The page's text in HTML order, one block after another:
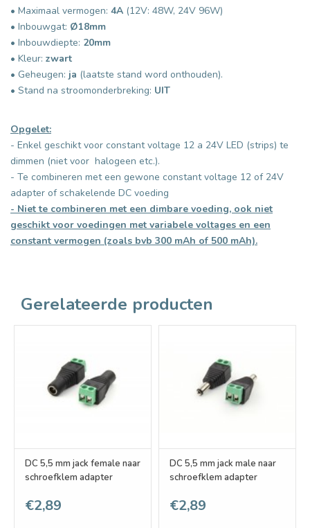
• Maximaal vermogen: 4A (12V: 48W, 24V 96W)
• Inbouwgat: Ø18mm
• Inbouwdiepte: 20mm
• Kleur: zwart
• Geheugen: ja (laatste stand word onthouden).
• Stand na stroomonderbreking: UIT
Opgelet:
- Enkel geschikt voor constant voltage 12 a 24V LED (strips) te
dimmen (niet voor halogeen etc.).
- Te combineren met een gewone constant voltage 12 of 24V
adapter of schakelende DC voeding
- Niet te combineren met een dimbare voeding, ook niet
geschikt voor voedingen met variabele voltages en een
constant vermogen (zoals bvb 300 mAh of 500 mAh).
Gerelateerde producten
DC 5,5 mm jack female naar
schroefklem adapter
€2,89
DC 5,5 mm jack male naar
schroefklem adapter
€2,89